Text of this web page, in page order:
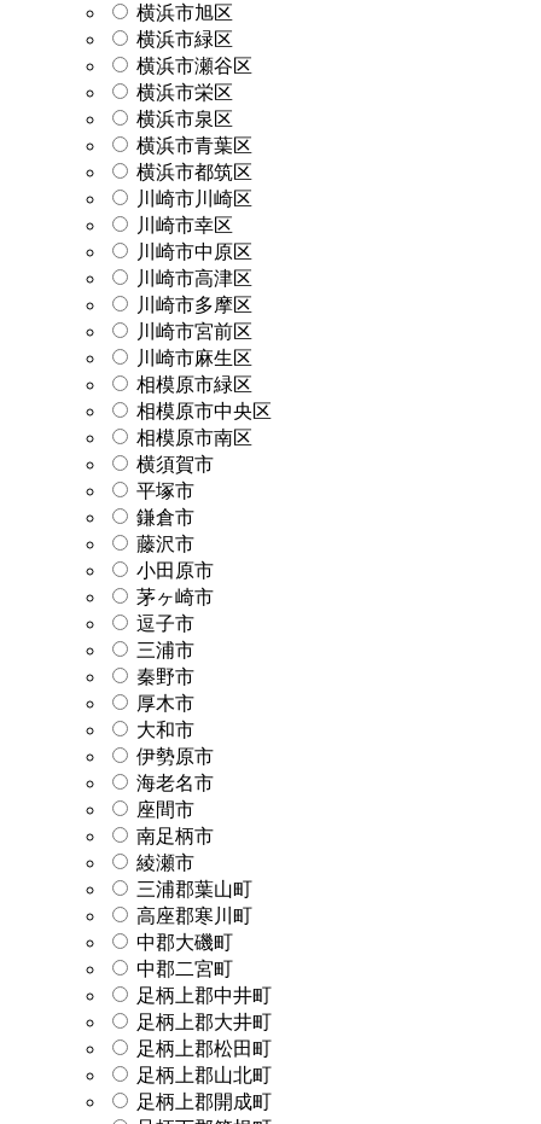
横浜市旭区
横浜市緑区
横浜市瀬谷区
横浜市栄区
横浜市泉区
横浜市青葉区
横浜市都筑区
川崎市川崎区
川崎市幸区
川崎市中原区
川崎市高津区
川崎市多摩区
川崎市宮前区
川崎市麻生区
相模原市緑区
相模原市中央区
相模原市南区
横須賀市
平塚市
鎌倉市
藤沢市
小田原市
茅ヶ崎市
逗子市
三浦市
秦野市
厚木市
大和市
伊勢原市
海老名市
座間市
南足柄市
綾瀬市
三浦郡葉山町
高座郡寒川町
中郡大磯町
中郡二宮町
足柄上郡中井町
足柄上郡大井町
足柄上郡松田町
足柄上郡山北町
足柄上郡開成町